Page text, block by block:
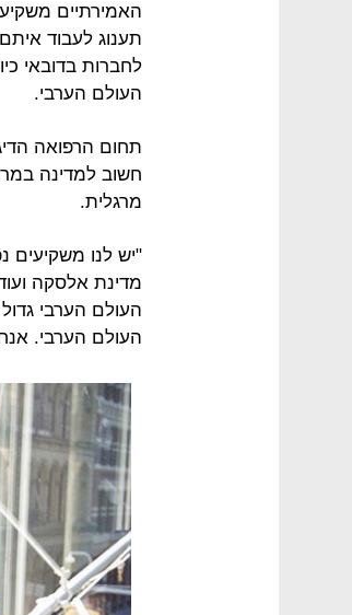
האמירתיים
תענוג לעבוד
לחברות בדובאי
העולם הערבי.
תחום הרפואה
מרגלית.
"יש לנו משקיעים
מדינת אלסקה
העולם הערבי
העולם הערבי.